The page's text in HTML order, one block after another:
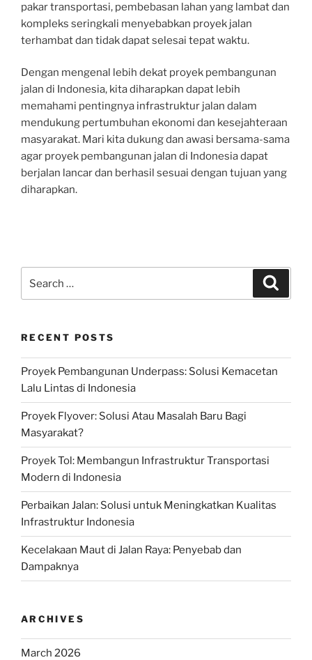
pakar transportasi, pembebasan lahan yang lambat dan
kompleks seringkali menyebabkan proyek jalan
terhambat dan tidak dapat selesai tepat waktu.
Dengan mengenal lebih dekat proyek pembangunan
jalan di Indonesia, kita diharapkan dapat lebih
memahami pentingnya infrastruktur jalan dalam
mendukung pertumbuhan ekonomi dan kesejahteraan
masyarakat. Mari kita dukung dan awasi bersama-sama
agar proyek pembangunan jalan di Indonesia dapat
berjalan lancar dan berhasil sesuai dengan tujuan yang
diharapkan.
for:
RECENT POSTS
Proyek Pembangunan Underpass: Solusi Kemacetan
Lalu Lintas di Indonesia
Proyek Flyover: Solusi Atau Masalah Baru Bagi
Masyarakat?
Proyek Tol: Membangun Infrastruktur Transportasi
Modern di Indonesia
Perbaikan Jalan: Solusi untuk Meningkatkan Kualitas
Infrastruktur Indonesia
Kecelakaan Maut di Jalan Raya: Penyebab dan
Dampaknya
ARCHIVES
March 2026